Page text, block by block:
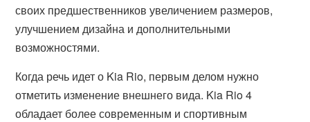
своих предшественников увеличением размеров,
улучшением дизайна и дополнительными
возможностями.
Когда речь идет о Kia Rio, первым делом нужно
отметить изменение внешнего вида. Kia Rio 4
обладает более современным и спортивным